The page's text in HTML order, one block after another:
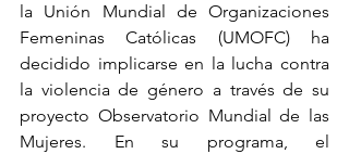
la Unión Mundial de Organizaciones
Femeninas Católicas (UMOFC) ha
decidido implicarse en la lucha contra
la violencia de género a través de su
proyecto Observatorio Mundial de las
Mujeres. En su programa, el